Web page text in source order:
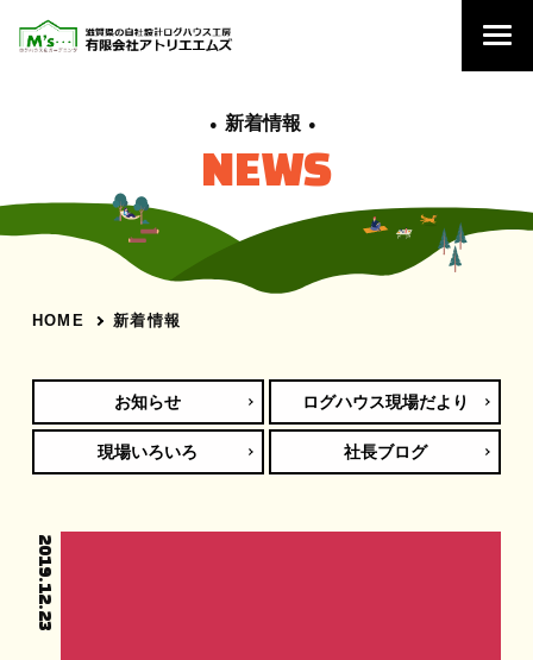
新着情報
NEWS
HOME 新着情報
お知らせ ログハウス現場だより
現場いろいろ 社長ブログ
2019.12.23